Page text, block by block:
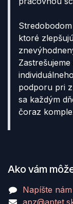
ktoré
podporu pri
sa každým
čoraz
Ako vám
Napíšte nám